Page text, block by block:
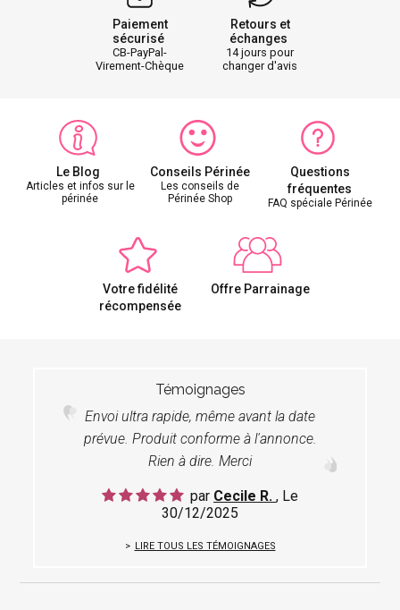
Paiement
sécurisé
CB-PayPal-
Virement-Chèque
Retours et
échanges
14 jours pour
changer d'avis
Le Blog
Articles et infos sur le
périnée
Conseils Périnée
Les conseils de
Périnée Shop
Questions
fréquentes
FAQ spéciale Périnée
Votre fidélité
récompensée
Offre Parrainage
Témoignages
Envoi ultra rapide, même avant la date
prévue. Produit conforme à l'annonce.
Rien à dire. Merci
par Cecile R. , Le
30/12/2025
LIRE TOUS LES TÉMOIGNAGES